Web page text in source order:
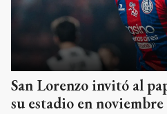
San Lorenzo invitó al
su estadio en noviembre